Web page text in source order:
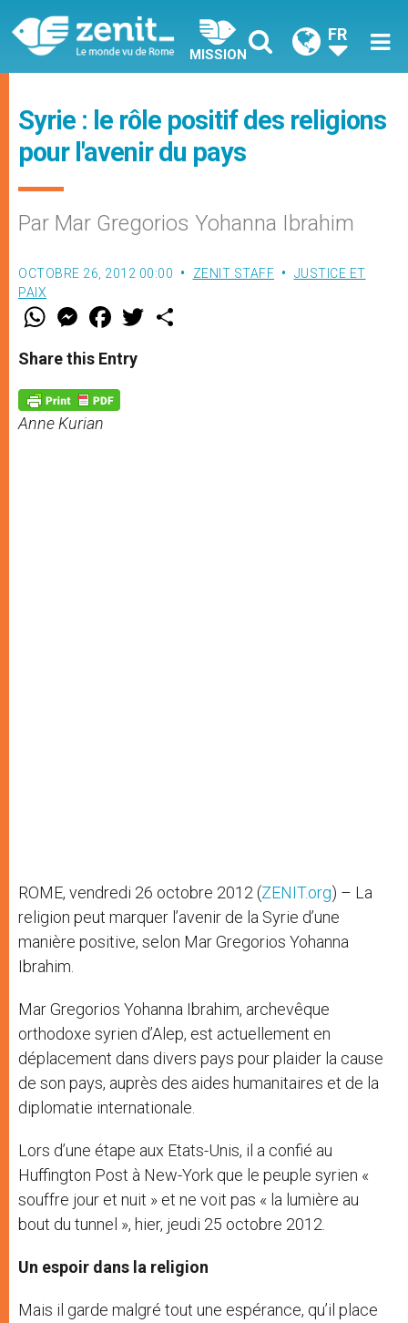
MISSION
FR
Syrie : le rôle positif des religions
pour l'avenir du pays
Par Mar Gregorios Yohanna Ibrahim
OCTOBRE 26, 2012 00:00 ZENIT STAFF
JUSTICE ET
PAIX
W
t
s
p
p
M
e
s
e
g
e
r
F
a
e
b
o
k
w
Share this Entry
Anne Kurian
ROME, vendredi 26 octobre 2012 (ZENIT.org) – La
religion peut marquer l’avenir de la Syrie d’une
manière positive, selon Mar Gregorios Yohanna
Ibrahim.
Mar Gregorios Yohanna Ibrahim, archevêque
orthodoxe syrien d’Alep, est actuellement en
déplacement dans divers pays pour plaider la cause
de son pays, auprès des aides humanitaires et de la
diplomatie internationale.
Lors d’une étape aux Etats-Unis, il a confié au
Huffington Post à New-York que le peuple syrien «
souffre jour et nuit » et ne voit pas « la lumière au
bout du tunnel », hier, jeudi 25 octobre 2012.
Un espoir dans la religion
Mais il garde malgré tout une espérance, qu’il place